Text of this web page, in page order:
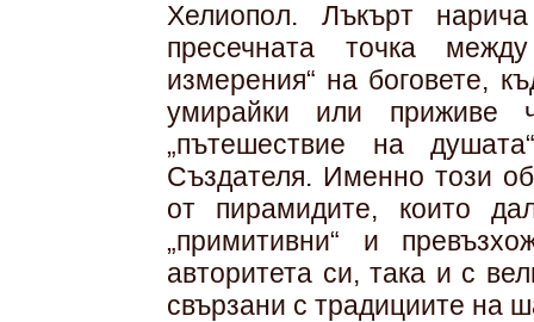
Хелиопол. Лъкърт
пресечната точка
измерения“ на боговете,
умирайки или приживе
„пътешествие на
Създателя. Именно този
от пирамидите, които
„примитивни“ и
авторитета си, така и с
свързани с традициите на